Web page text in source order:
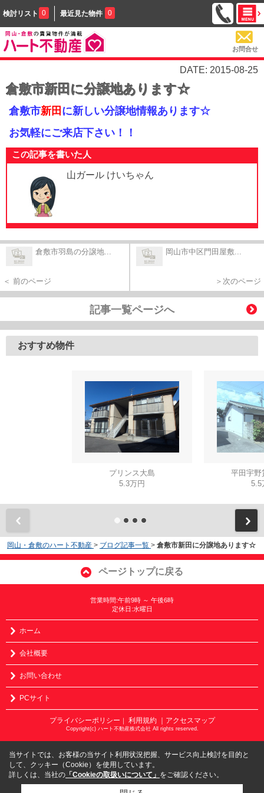
検討リスト 0 最近見た物件 0
お問合せ
DATE: 2015-08-25
倉敷市新田に分譲地あります☆
倉敷市新田 に新しい分譲地情報あります☆
お気軽にご来店下さい！！
この記事を書いた人
山ガール けいちゃん
倉敷市羽島の分譲地...
＜ 前のページ
岡山市中区門田屋敷...
＞次のページ
記事一覧ページへ
おすすめ物件
プリンス大島
5.3万円
平田宇野
5.5
岡山・倉敷のハート不動産 > ブログ記事一覧 > 倉敷市新田に分譲地あります☆
ページトップに戻る
営業時間:午前9時 ～ 午後6時
定休日:水曜日
ホーム
会社概要
お問い合わせ
PCサイト
プライバシーポリシー ｜ 利用規約 ｜アクセスマップ
Copyright(c) ハート不動産株式会社 All rights reserved.
当サイトでは、お客様の当サイト利用状況把握、サービス向上検討を目的と
して、クッキー（Cookie）を使用しています。
詳しくは、当社の 「Cookieの取扱いについて」 をご確認ください。